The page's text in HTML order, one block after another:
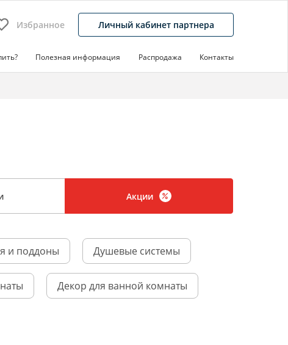
Избранное Личный кабинет партнера
Полезная информация Распродажа Контакты
Акции
и поддоны Душевые системы
Декор для ванной комнаты